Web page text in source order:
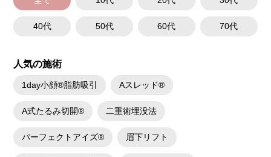
40代 50代 60代 70代
人気の施術
1day小顔®脂肪吸引 Aスレッド®
A式たるみ切開® 二重術埋没法
パーフェクトアイズ® 眉下リフト